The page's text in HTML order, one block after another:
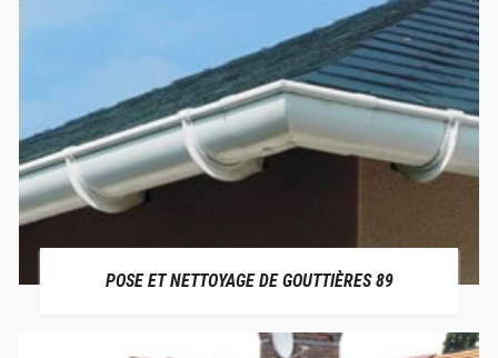
POSE ET NETTOYAGE DE GOUTTIÈRES 89